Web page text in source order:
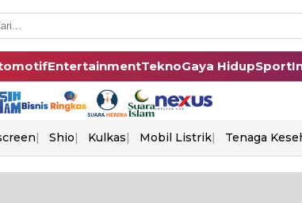
EntertainmentTeknoGaya HidupSport
Shio Kulkas Mobil Listrik Tenaga